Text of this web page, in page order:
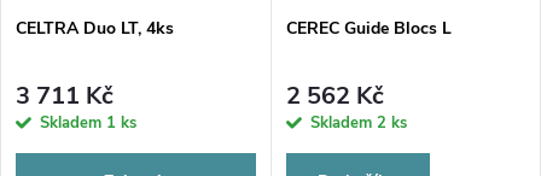
CELTRA Duo LT, 4ks
3 711 Kč
Skladem 1 ks
CEREC Guide Blocs L
2 562 Kč
Skladem 2 ks